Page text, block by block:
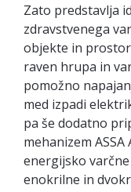
Zato predstavlja
zdravstvenega
objekte in
raven hrupa in
pomožno
med izpadi
pa še dodatno
mehanizem ASSA
energijsko
enokrilne in